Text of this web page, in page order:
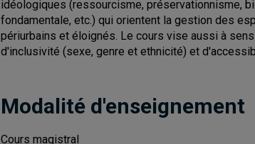
idéologiques (ressourcisme, préservationnisme,
fondamentale, etc.) qui orientent la gestion des
périurbains et éloignés. Le cours vise aussi à
d'inclusivité (sexe, genre et ethnicité) et
Modalité d'enseignement
Cours magistral